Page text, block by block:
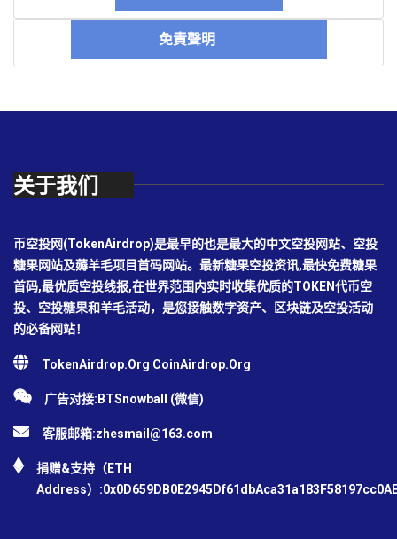
免責聲明
关于我们
币空投网(TokenAirdrop)是最早的也是最大的中文空投网站、空投
糖果网站及薅羊毛项目首码网站。最新糖果空投资讯,最快免费糖果
首码,最优质空投线报,在世界范围内实时收集优质的TOKEN代币空
投、空投糖果和羊毛活动，是您接触数字资产、区块链及空投活动
的必备网站！
TokenAirdrop.Org CoinAirdrop.Org
广告对接:BTSnowball (微信)
客服邮箱:zhesmail@163.com
捐赠&支持（ETH
Address）